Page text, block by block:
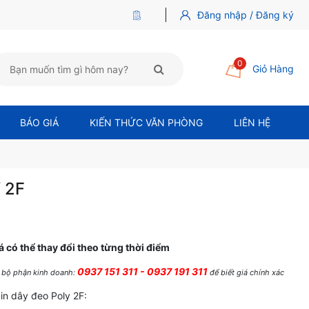
Đăng nhập / Đăng ký
0 Giỏ Hàng
BÁO GIÁ KIẾN THỨC VĂN PHÒNG LIÊN HỆ
2F
có thể thay đổi theo từng thời điểm
phận kinh doanh: 0937 151 311 - 0937 191 311 để biết giá chính xác
dây đeo Poly 2F: